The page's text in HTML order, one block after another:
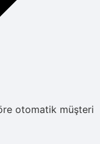
otomatik müşteri